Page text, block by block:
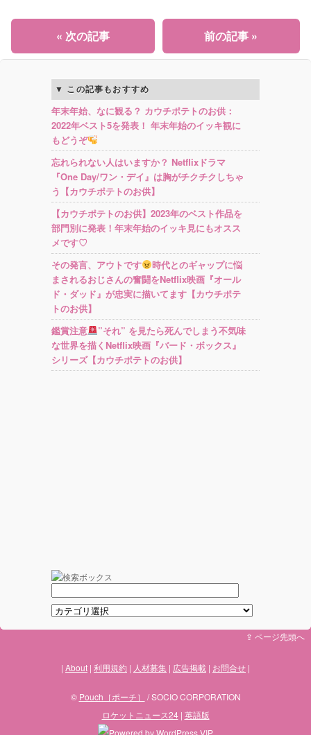
前の記事 »
« 次の記事
この記事もおすすめ
年末年始、なに観る？ カウチポテトのお供：
2022年ベスト5を発表！ 年末年始のイッキ観に
もどうぞ
忘れられない人はいますか？ Netflixドラマ
『One Day/ワン・デイ』は胸がチクチクしちゃ
う【カウチポテトのお供】
【カウチポテトのお供】2023年のベスト作品を
部門別に発表！年末年始のイッキ見にもオスス
メです♡
その発言、アウトです
時代とのギャップに悩
まされるおじさんの奮闘をNetflix映画『オール
ド・ダッド』が忠実に描いてます【カウチポテ
トのお供】
鑑賞注意
”それ” を見たら死んでしまう不気味
な世界を描くNetflix映画『バード・ボックス』
シリーズ【カウチポテトのお供】
⇪ ページ先頭へ
About 利用規約 人材募集 広告掲載 お問合せ
© Pouch［ポーチ］
/ SOCIO CORPORATION
ロケットニュース24| 英語版